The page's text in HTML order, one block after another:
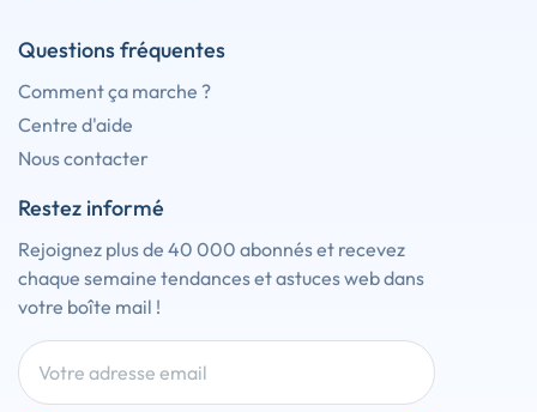
Questions fréquentes
Comment ça marche ?
Centre d'aide
Nous contacter
Restez informé
Rejoignez plus de 40 000 abonnés et recevez
chaque semaine tendances et astuces web dans
votre boîte mail !